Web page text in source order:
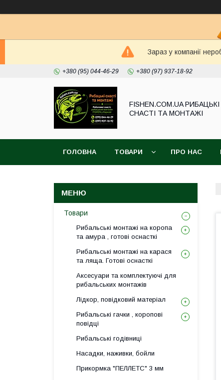
Зараз у компанії
+380 (95) 044-46-29 +380 (97) 937-18-92
FISHEN.COM.UA РИБАЦЬКІ
СНАСТІ ТА МОНТАЖІ
ГОЛОВНА ТОВАРИ ПРО НАС
Товари
Рибальські монтажі на коропа
та амура , готові оснасткі
Рибальські монтажі на карася
та ляща. Готові оснасткі
Аксесуари та комплектуючі для
рибальських монтажів
Лідкор, повiдковий матеріал
Рибальські гачки , коропові
повідці
Рибальські годівниці
Насадки, наживки, бойли
Прикормка "ПЕЛЛЕТС" 3 мм